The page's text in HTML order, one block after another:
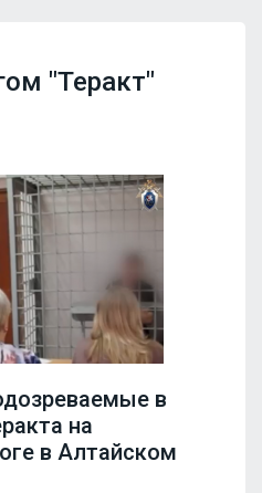
"Теракт"
в
на
в Алтайском